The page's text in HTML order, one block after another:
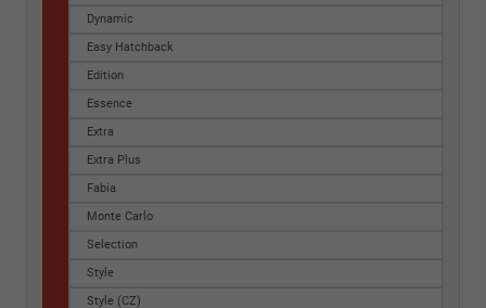
Dynamic
Easy Hatchback
Edition
Essence
Extra
Extra Plus
Fabia
Monte Carlo
Selection
Style
Style (CZ)